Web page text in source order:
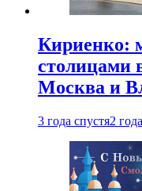
Кириенко:
столицами
Москва и
3 года спустя2